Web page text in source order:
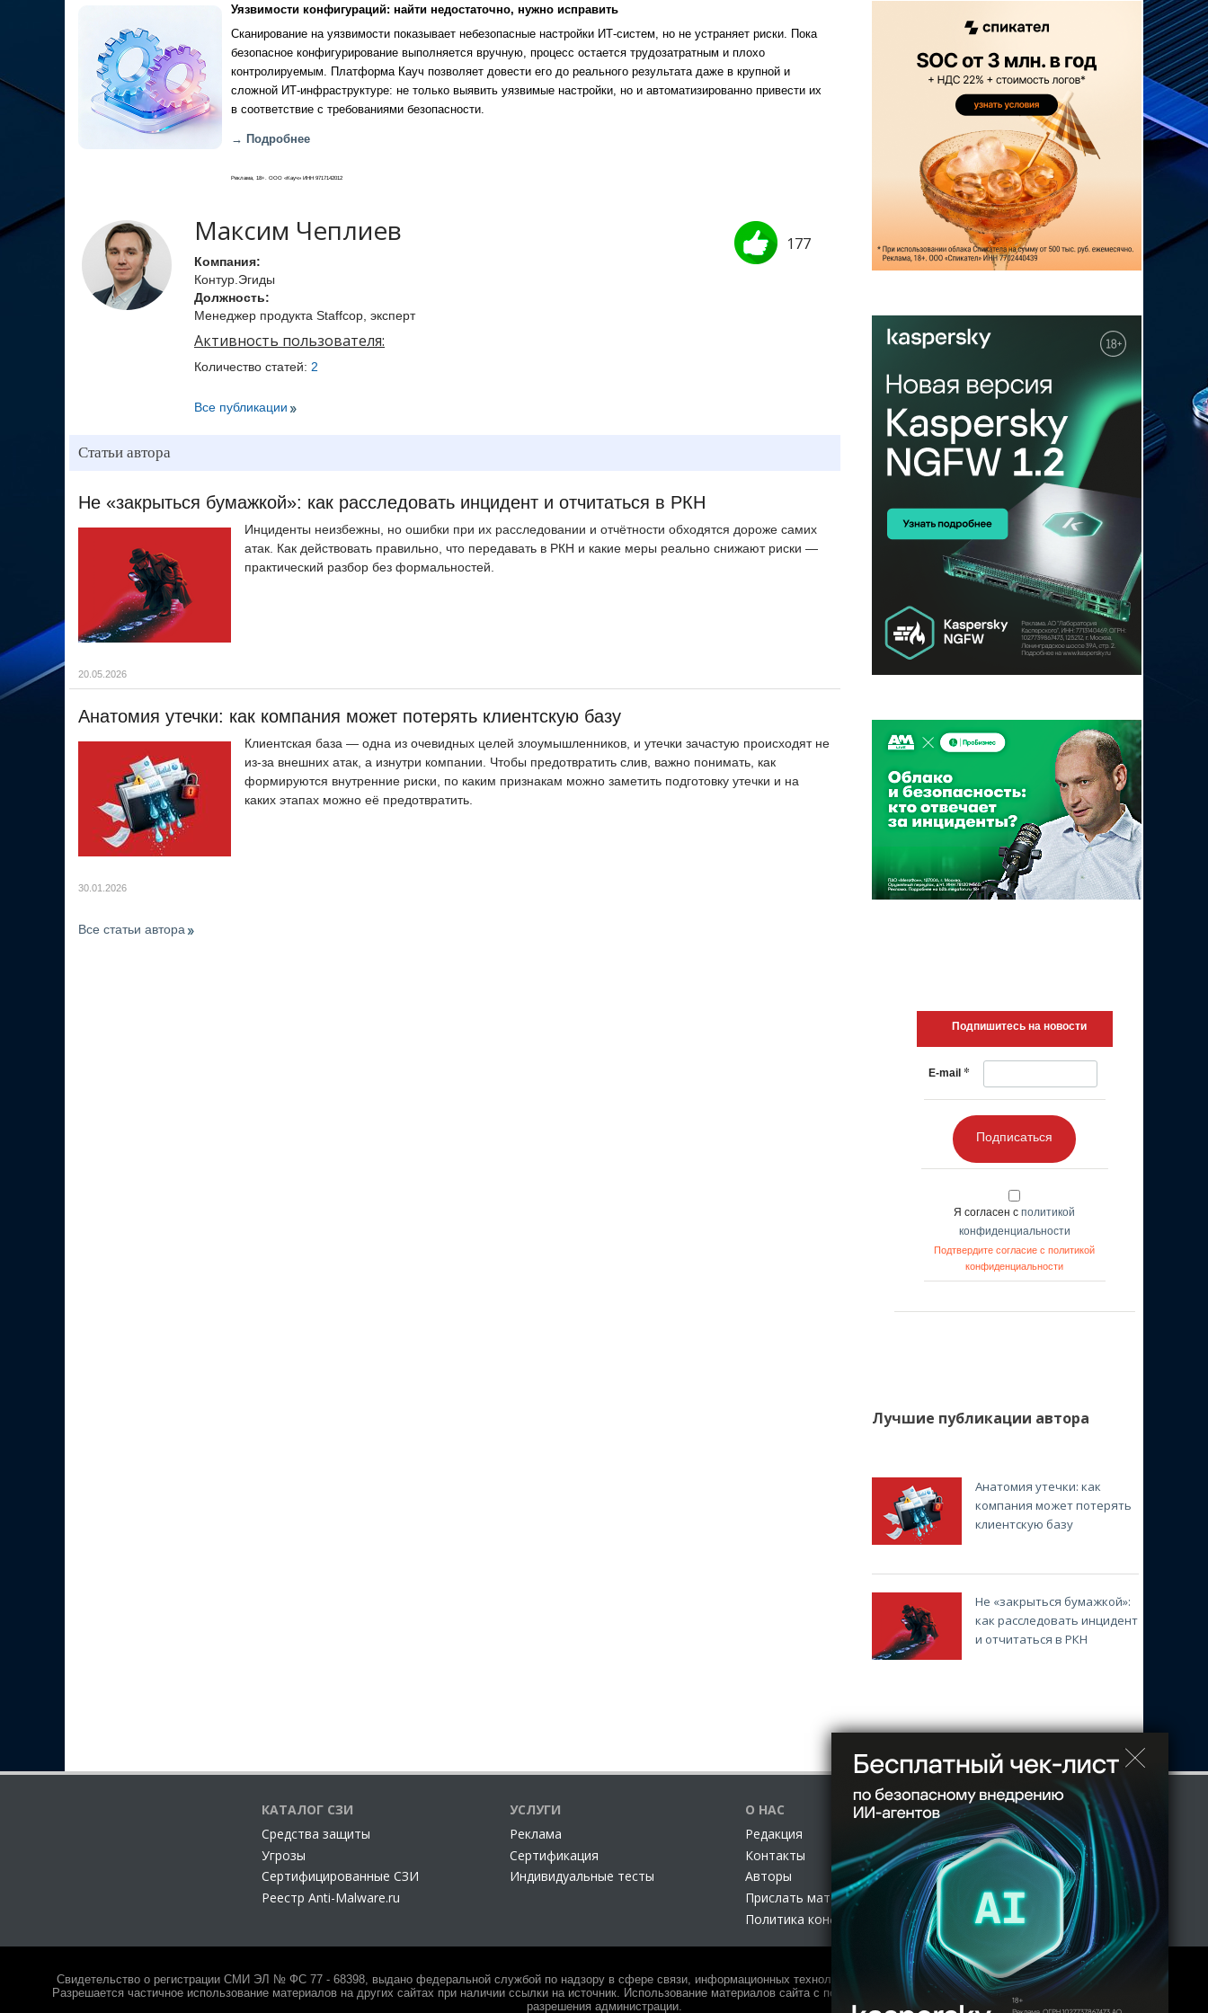
Уязвимости конфигураций: найти недостаточно, нужно исправить
Сканирование на уязвимости показывает небезопасные настройки ИТ-систем, но не устраняет риски. Пока
безопасное конфигурирование выполняется вручную, процесс остается трудозатратным и плохо
контролируемым. Платформа Кауч позволяет довести его до реального результата даже в крупной и
сложной ИТ-инфраструктуре: не только выявить уязвимые настройки, но и автоматизированно привести их
в соответствие с требованиями безопасности.
→ Подробнее
Реклама, 18+. ООО «Кауч» ИНН 9717142012
Максим Чеплиев 177
Компания:
Контур.Эгиды
Должность:
Менеджер продукта Staffcop, эксперт
Активность пользователя:
Количество статей: 2
Все публикации
Статьи автора
Не «закрыться бумажкой»: как расследовать инцидент и отчитаться в РКН
Инциденты неизбежны, но ошибки при их расследовании и отчётности обходятся дороже самих
атак. Как действовать правильно, что передавать в РКН и какие меры реально снижают риски —
практический разбор без формальностей.
20.05.2026
Анатомия утечки: как компания может потерять клиентскую базу
Клиентская база — одна из очевидных целей злоумышленников, и утечки зачастую происходят не
из-за внешних атак, а изнутри компании. Чтобы предотвратить слив, важно понимать, как
формируются внутренние риски, по каким признакам можно заметить подготовку утечки и на
каких этапах можно её предотвратить.
30.01.2026
Все статьи автора
Подпишитесь на новости
E-mail *
Подписаться
Я согласен с политикой
конфиденциальности
Подтвердите согласие с политикой
конфиденциальности
Лучшие публикации автора
Анатомия утечки: как
компания может потерять
клиентскую базу
Не «закрыться бумажкой»:
как расследовать инцидент
и отчитаться в РКН
КАТАЛОГ СЗИ
Cредства защиты
Угрозы
Сертифицированные СЗИ
Реестр Anti-Malware.ru
УСЛУГИ
Реклама
Сертификация
Индивидуальные тесты
О НАС
Редакция
Контакты
Авторы
Прислать материал
Политика конфиденциальности
Свидетельство о регистрации СМИ ЭЛ № ФС 77 - 68398, выдано федеральной службой по надзору в сфере связи, информационных технологий и массовых коммуникаций (Роскомнадзор) 27.01.2017
Разрешается частичное использование материалов на других сайтах при наличии ссылки на источник. Использование материалов сайта с полной копией оригинала допускается только с письменного
разрешения администрации.